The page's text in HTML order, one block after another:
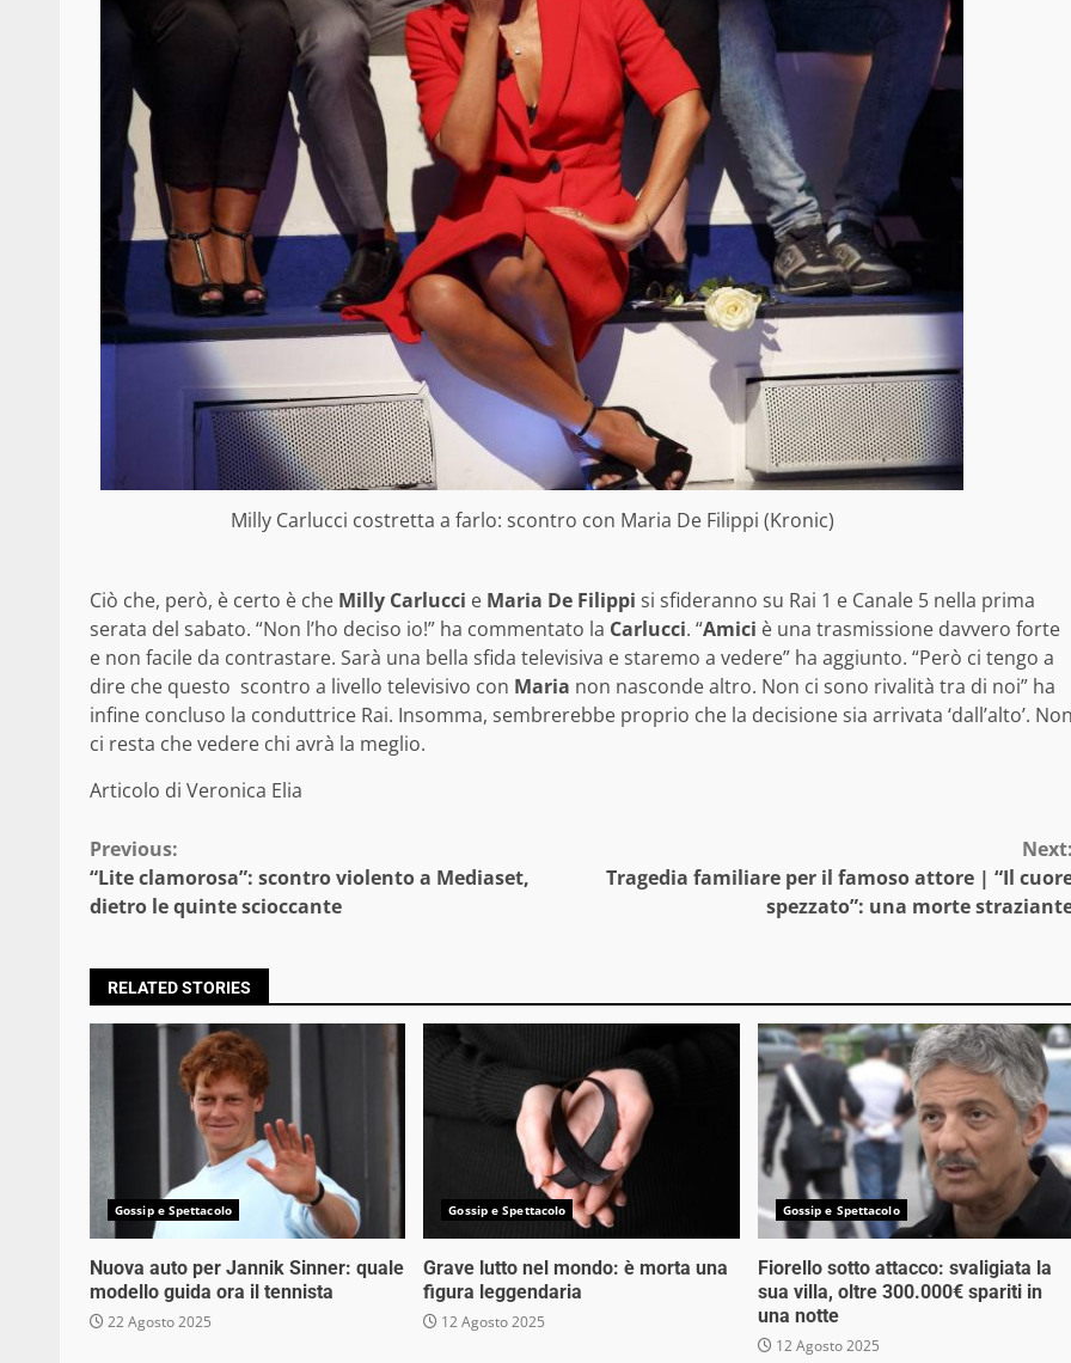
Milly Carlucci costretta a farlo: scontro con Maria De Filippi (Kronic)
Ciò che, però, è certo è che Milly Carlucci e Maria De Filippi si sfideranno su Rai 1 e Canale 5 nella prima
serata del sabato. “Non l’ho deciso io!” ha commentato la Carlucci. “Amici è una trasmissione davvero forte
e non facile da contrastare. Sarà una bella sfida televisiva e staremo a vedere” ha aggiunto. “Però ci tengo a
dire che questo scontro a livello televisivo con Maria non nasconde altro. Non ci sono rivalità tra di noi” ha
infine concluso la conduttrice Rai. Insomma, sembrerebbe proprio che la decisione sia arrivata ‘dall’alto’.
ci resta che vedere chi avrà la meglio.
Articolo di Veronica Elia
Continue
Reading
Previous:
“Lite clamorosa”: scontro violento a Mediaset,
dietro le quinte scioccante
Tragedia familiare per il famoso attore | “Il
spezzato”: una morte
RELATED STORIES
Gossip e Spettacolo
Nuova auto per Jannik Sinner: quale
modello guida ora il tennista
22 Agosto 2025
Gossip e Spettacolo
Grave lutto nel mondo: è morta una
figura leggendaria
12 Agosto 2025
Gossip e Spettacolo
Fiorello sotto attacco: svaligiata la
sua villa, oltre 300.000€ spariti in
una notte
12 Agosto 2025